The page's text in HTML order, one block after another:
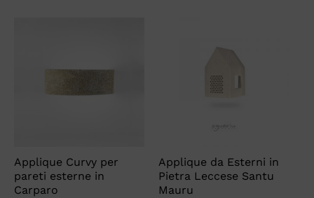
Applique Curvy per
pareti esterne in
Carparo
Applique da Esterni in
Pietra Leccese Santu
Mauru